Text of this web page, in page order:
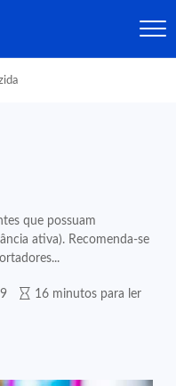
que possuam
ativa). Recomenda-se
16 minutos para ler